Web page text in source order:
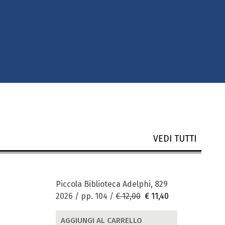
VEDI TUTTI
Piccola Biblioteca Adelphi, 829
2026 / pp. 104 / € 12,00 € 11,40
AGGIUNGI AL CARRELLO